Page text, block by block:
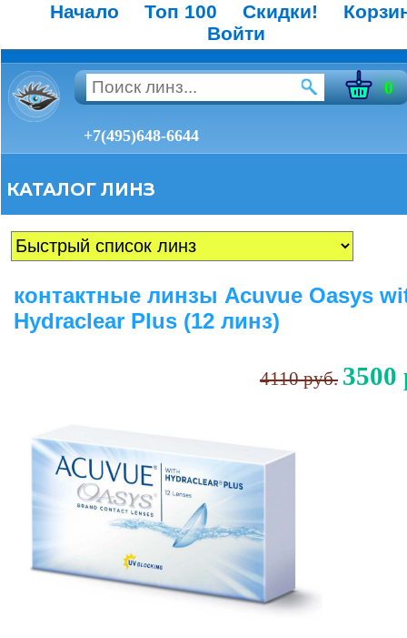
Начало Топ 100 Скидки!
Войти
0
+7(495)648-6644
КАТАЛОГ ЛИНЗ
контактные линзы Acuvue Oasys
Hydraclear Plus (12 линз)
4110 руб. 3500